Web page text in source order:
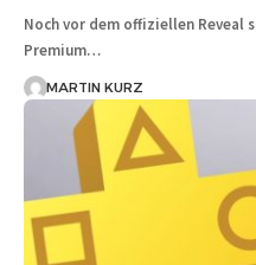
Noch vor dem offiziellen Reveal
Premium…
MARTIN KURZ